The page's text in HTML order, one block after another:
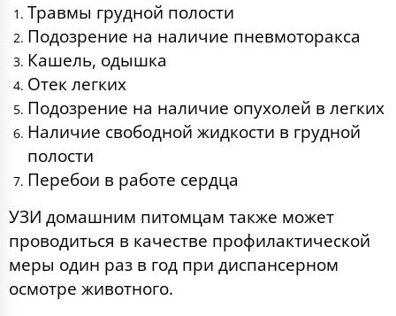
Травмы грудной полости
Подозрение на наличие пневмоторакса
Кашель, одышка
Отек легких
Подозрение на наличие опухолей в легких
Наличие свободной жидкости в грудной
полости
Перебои в работе сердца
УЗИ домашним питомцам также может
проводиться в качестве профилактической
меры один раз в год при диспансерном
осмотре животного.